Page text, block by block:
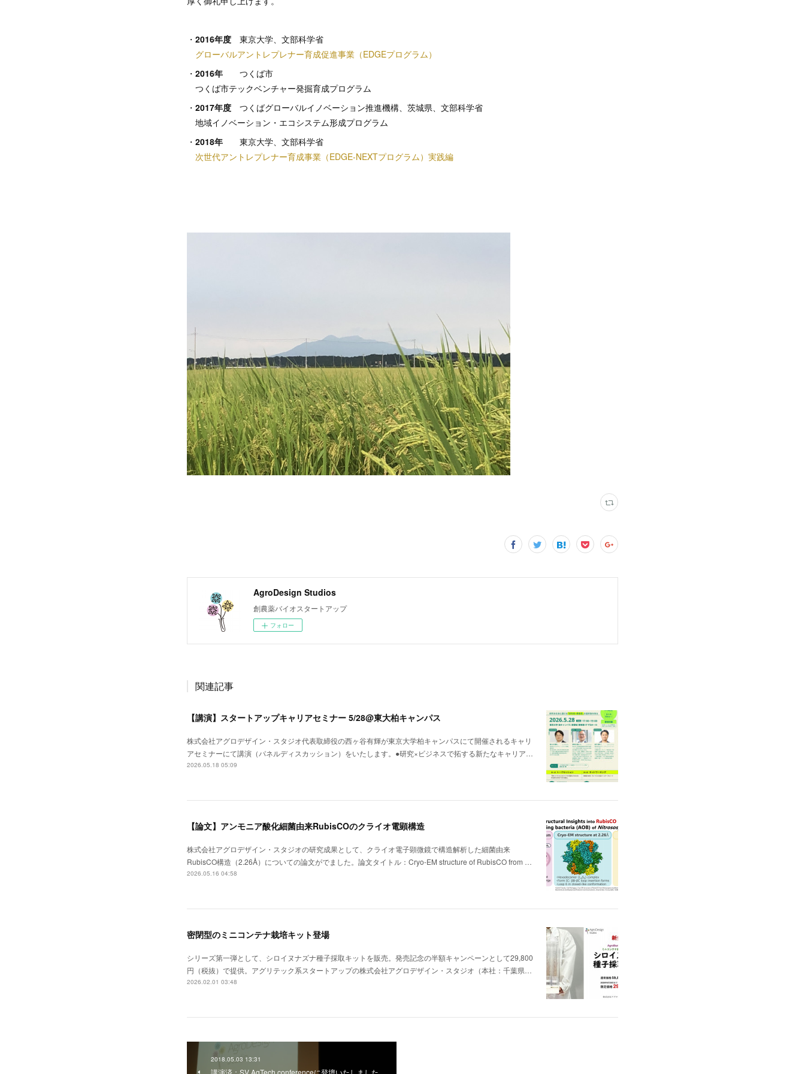
・ 2016年度 東京大学、文部科学省
グローバルアントレプレナー育成促進事業（EDGEプログラム）
・ 2016年 つくば市
つくば市テックベンチャー発掘育成プログラム
・ 2017年度 つくばグローバルイノベーション推進機構、茨城県、文部科学省
地域イノベーション・エコシステム形成プログラム
・ 2018年 東京大学、文部科学省
次世代アントレプレナー育成事業（EDGE-NEXTプログラム）実践編
AgroDesign Studios
創農薬バイオスタートアップ
フォロー
関連記事
【講演】スタートアップキャリアセミナー 5/28@東大柏キャンパス
株式会社アグロデザイン・スタジオ代表取締役の西ヶ谷有輝が東京大学柏キャンパスにて開催されるキャリ
アセミナーにて講演（パネルディスカッション）をいたします。●研究×ビジネスで拓する新たなキャリア…
2026.05.18 05:09
【論文】アンモニア酸化細菌由来RubisCOのクライオ電顕構造
株式会社アグロデザイン・スタジオの研究成果として、クライオ電子顕微鏡で構造解析した細菌由来
RubisCO構造（2.26Å）についての論文がでました。論文タイトル：Cryo-EM structure of RubisCO from …
2026.05.16 04:58
密閉型のミニコンテナ栽培キット登場
シリーズ第一弾として、シロイヌナズナ種子採取キットを販売。発売記念の半額キャンペーンとして29,800
円（税抜）で提供。アグリテック系スタートアップの株式会社アグロデザイン・スタジオ（本社：千葉県…
2026.02.01 03:48
2018.05.03 13:31
講演済：SV AgTech conferenceに登壇いたしました